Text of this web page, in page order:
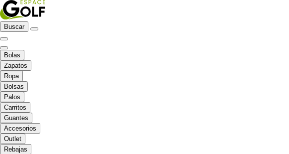
Buscar
Bolas
Zapatos
Ropa
Bolsas
Palos
Carritos
Guantes
Accesorios
Outlet
Rebajas